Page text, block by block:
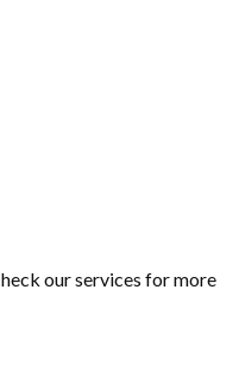
our services for more